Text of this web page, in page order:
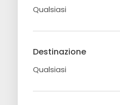
Destinazione